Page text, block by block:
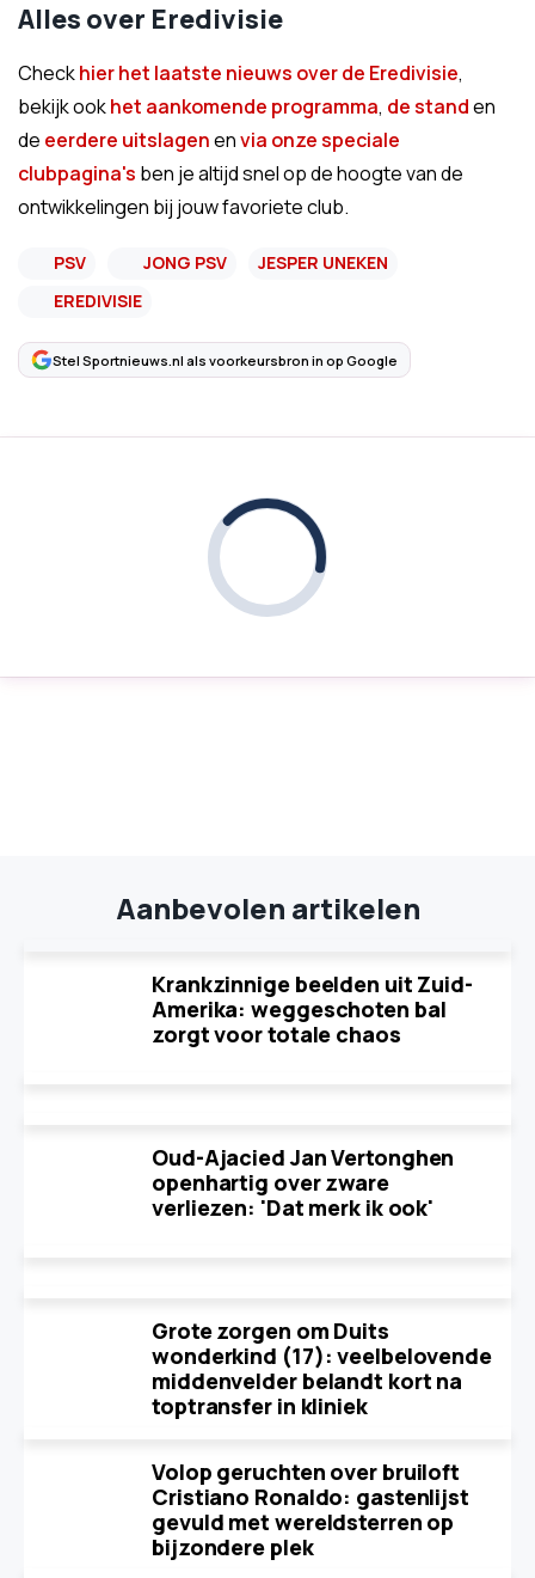
Alles over Eredivisie
Checkhier het laatste nieuws over de Eredivisie,
bekijk ookhet aankomende programma, de standen
de eerdere uitslagenenvia onze speciale
clubpagina's ben je altijd snel op de hoogte van de
ontwikkelingen bij jouw favoriete club.
PSV JONG PSV
JESPER UNEKEN
EREDIVISIE
Stel Sportnieuws.nl als voorkeursbron in op Google
Aanbevolen artikelen
Krankzinnige beelden uit Zuid-
Amerika: weggeschoten bal
zorgt voor totale chaos
Oud-Ajacied Jan Vertonghen
openhartig over zware
verliezen: 'Dat merk ik ook'
Grote zorgen om Duits
wonderkind (17): veelbelovende
middenvelder belandt kort na
toptransfer in kliniek
Volop geruchten over bruiloft
Cristiano Ronaldo: gastenlijst
gevuld met wereldsterren op
bijzondere plek